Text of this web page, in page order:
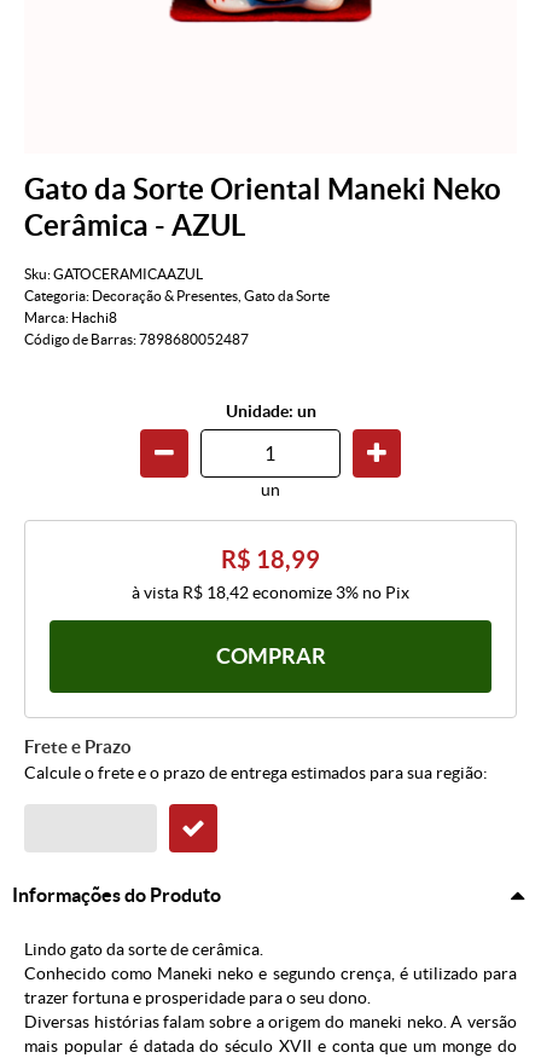
Gato da Sorte Oriental Maneki Neko
Cerâmica - AZUL
Sku:GATOCERAMICAAZUL
Categoria: Decoração & Presentes Gato da Sorte
Marca: Hachi8
Código de Barras:7898680052487
Unidade: un
un
R$ 18,99
à vista R$ 18,42economize 3% no Pix
COMPRAR
Frete e Prazo
Calcule o frete e o prazo de entrega estimados para sua região:
Informações do Produto
Lindo gato da sorte de cerâmica.
Conhecido como Maneki neko e segundo crença, é utilizado para
trazer fortuna e prosperidade para o seu dono.
Diversas histórias falam sobre a origem do maneki neko. A versão
mais popular é datada do século XVII e conta que um monge do